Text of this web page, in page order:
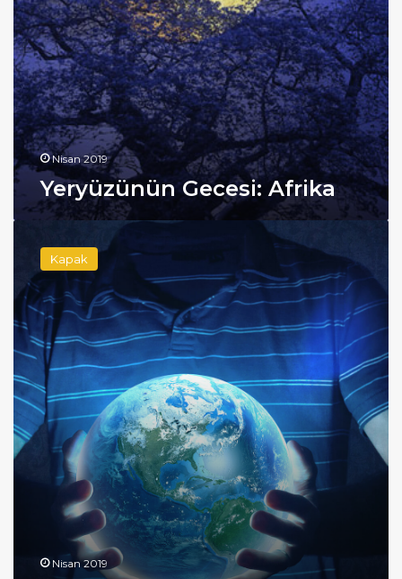
Nisan 2019
Yeryüzünün Gecesi: Afrika
Oyunları
Kapak
Nisan 2019